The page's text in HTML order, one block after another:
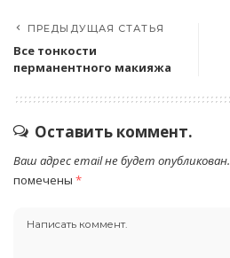
ПРЕДЫДУЩАЯ СТАТЬЯ
Все тонкости
перманентного макияжа
Оставить коммент.
Ваш адрес email не будет опубликован.
помечены *